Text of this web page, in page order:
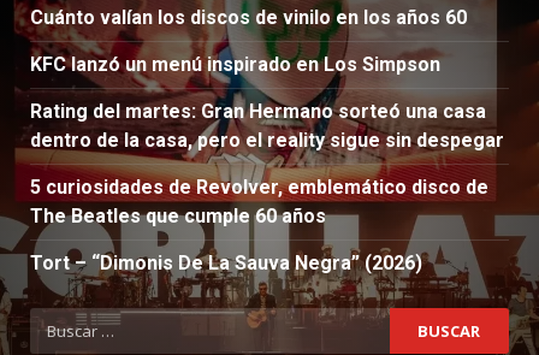
Cuánto valían los discos de vinilo en los años 60
KFC lanzó un menú inspirado en Los Simpson
Rating del martes: Gran Hermano sorteó una casa
dentro de la casa, pero el reality sigue sin despegar
5 curiosidades de Revolver, emblemático disco de
The Beatles que cumple 60 años
Tort – “Dimonis De La Sauva Negra” (2026)
Buscar: